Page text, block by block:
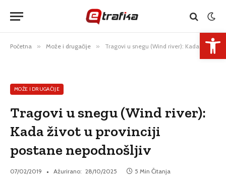
Početna » Može i drugačije » Tragovi u snegu (Wind river): Kada život u provinciji postane nepodnošljiv
MOŽE I DRUGAČIJE
Tragovi u snegu (Wind river):
Kada život u provinciji
postane nepodnošljiv
07/02/2019 Ažurirano: 28/10/2025 5 Min Čitanja